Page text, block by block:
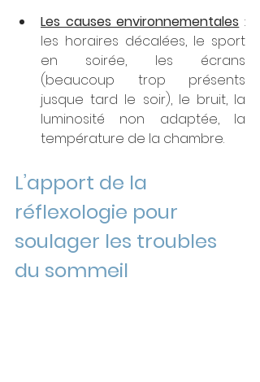
Les causes environnementales :
les horaires décalées, le sport
en soirée, les écrans
(beaucoup trop présents
jusque tard le soir), le bruit, la
luminosité non adaptée, la
température de la chambre.
L’apport de la
réflexologie pour
soulager les troubles
du sommeil